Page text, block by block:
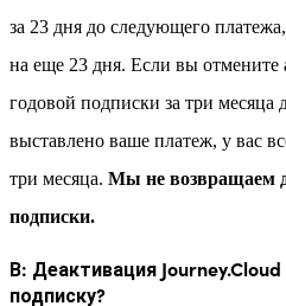
за 23 дня до следующего
на еще 23 дня. Если вы отмените
годовой подписки за три месяца
выставлено ваше платеж, у вас
три месяца. Мы не возвращаем
подписки.
В: Деактивация
подписку?